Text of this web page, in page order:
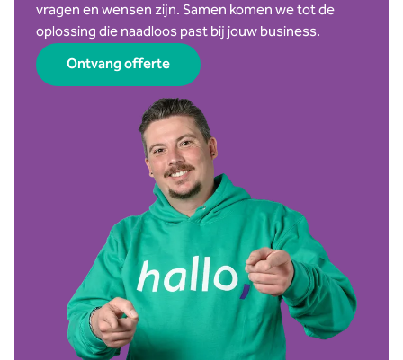
vragen en wensen zijn. Samen komen we tot de
oplossing die naadloos past bij jouw business.
Ontvang offerte